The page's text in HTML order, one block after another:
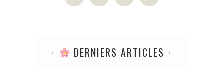
DERNIERS ARTICLES